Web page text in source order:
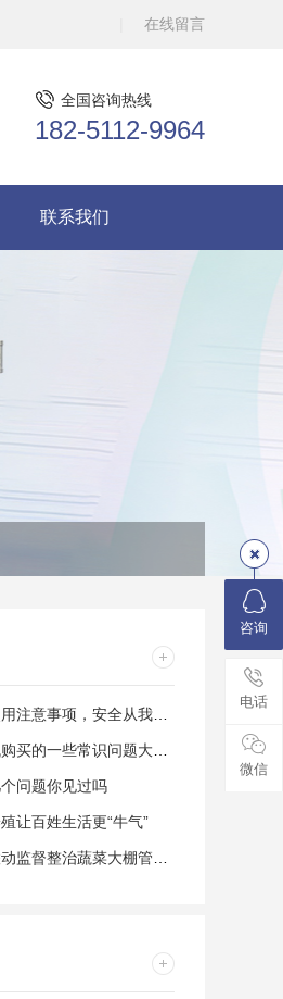
在线留言
全国咨询热线
182-5112-9964
联系我们
问题你见过吗
让百姓生活更“牛气”
咨询
电话
微信